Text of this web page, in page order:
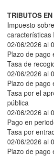
TRIBUTOS
Impuesto
características
02/06/2026 al
Plazo de pago
Tasa de
02/06/2026 al
Plazo de pago
Tasa por el
pública
02/06/2026 al
Pago en
Tasa por
02/06/2026 al
Plazo de pago